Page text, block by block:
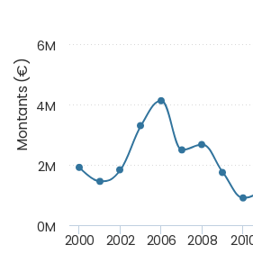
Montants (€)
2000 2002 2006 2008
0M
2M
4M
6M